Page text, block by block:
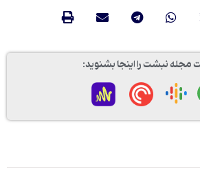
مجله نبشت را اینجا بشنوید: